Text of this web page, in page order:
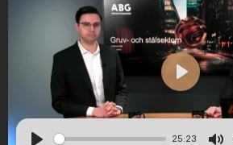
25:23
Play